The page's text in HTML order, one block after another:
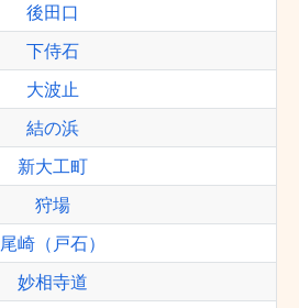
後田口
下侍石
大波止
結の浜
新大工町
狩場
尾崎（戸石）
妙相寺道